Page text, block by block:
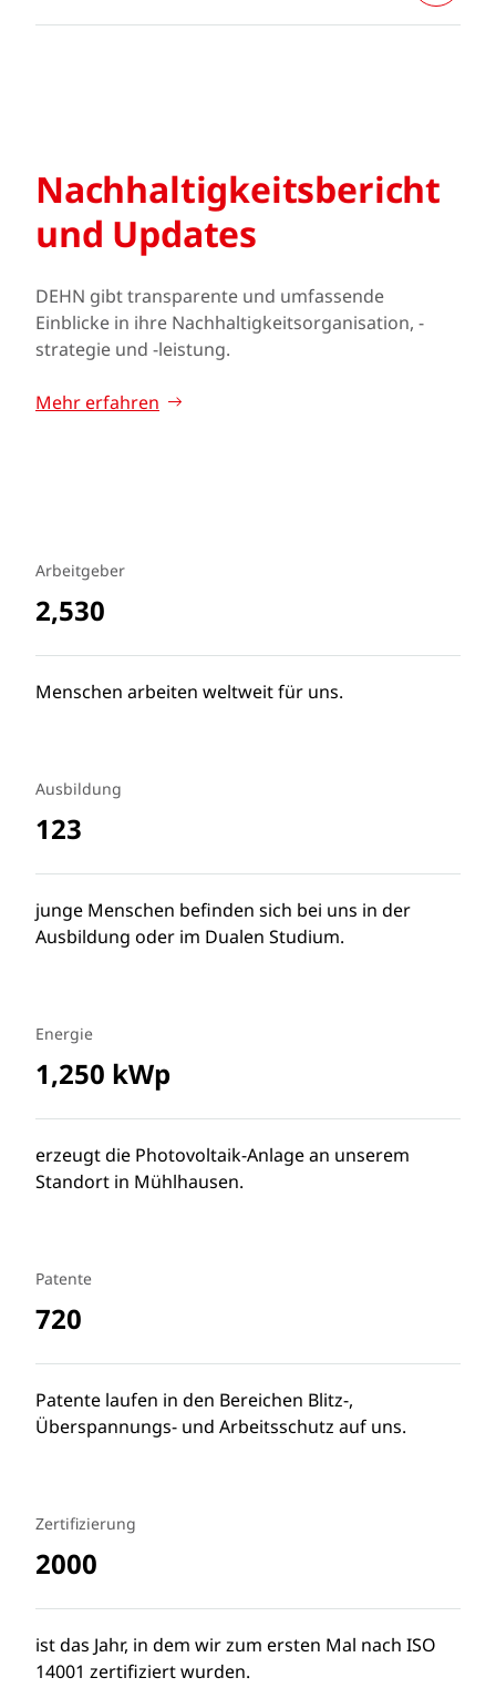
Nachhaltigkeits­bericht
und Updates
DEHN gibt transparente und umfassende
Einblicke in ihre Nachhaltigkeitsorganisation, -
strategie und -leistung.
Mehr erfahren
Arbeitgeber
2,530
Menschen arbeiten weltweit für uns.
Ausbildung
123
junge Menschen befinden sich bei uns in der
Ausbildung oder im Dualen Studium.
Energie
1,250 kWp
erzeugt die Photovoltaik-Anlage an unserem
Standort in Mühlhausen.
Patente
720
Patente laufen in den Bereichen Blitz-,
Überspannungs- und Arbeitsschutz auf uns.
Zertifizierung
2000
ist das Jahr, in dem wir zum ersten Mal nach ISO
14001 zertifiziert wurden.